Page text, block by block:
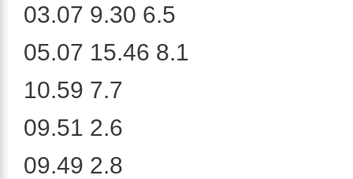
03.07 9.30 6.5
05.07 15.46 8.1
10.59 7.7
09.51 2.6
09.49 2.8